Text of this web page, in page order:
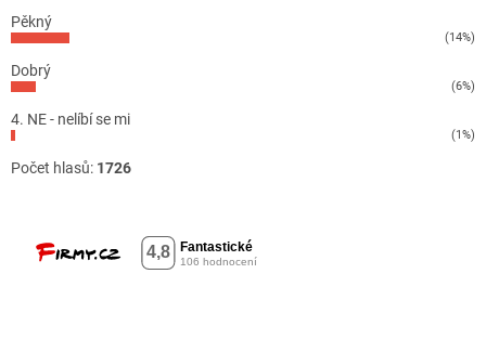
Pěkný
(14%)
Dobrý
(6%)
4. NE - nelíbí se mi
(1%)
Počet hlasů: 1726